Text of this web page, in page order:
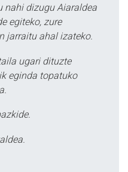
nahi dizugu Aiaraldea
egiteko, zure
jarraitu ahal izateko.
ugari dituzte
eginda topatuko